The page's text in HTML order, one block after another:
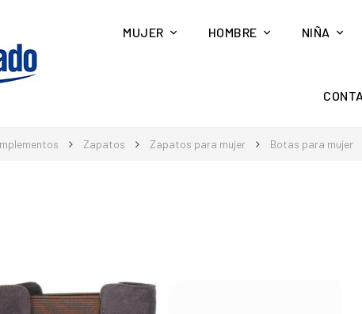
MUJER HOMBRE NIÑA
Zapatos Zapatos para mujer Botas para mujer